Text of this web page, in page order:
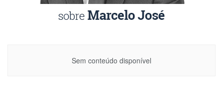
Sem conteúdo disponível